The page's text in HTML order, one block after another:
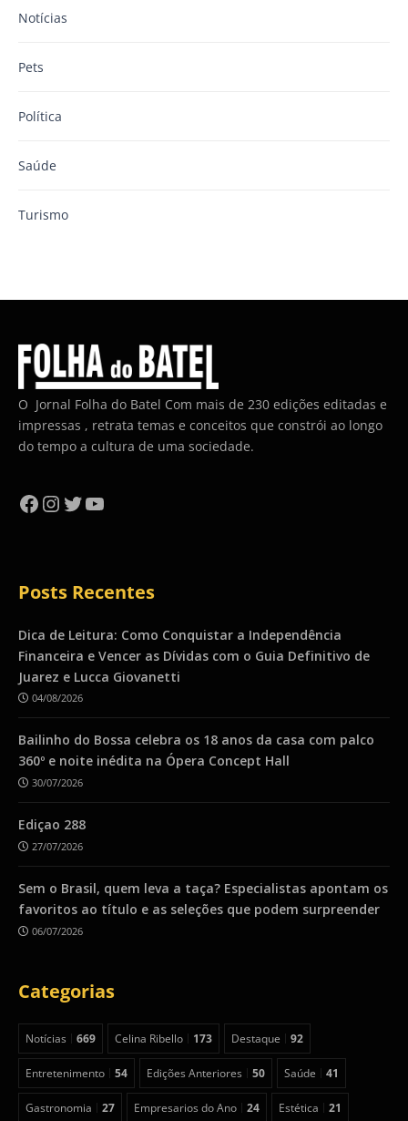
Notícias
Pets
Política
Saúde
Turismo
O Jornal Folha do Batel Com mais de 230 edições editadas e
impressas , retrata temas e conceitos que constrói ao longo
do tempo a cultura de uma sociedade.
Facebook
Instagram
Twitter
YouTube
Posts Recentes
Dica de Leitura: Como Conquistar a Independência
Financeira e Vencer as Dívidas com o Guia Definitivo de
Juarez e Lucca Giovanetti
04/08/2026
Bailinho do Bossa celebra os 18 anos da casa com palco
360º e noite inédita na Ópera Concept Hall
30/07/2026
Ediçao 288
27/07/2026
Sem o Brasil, quem leva a taça? Especialistas apontam os
favoritos ao título e as seleções que podem surpreender
06/07/2026
Categorias
Notícias 669 Celina Ribello 173 Destaque 92
Entretenimento 54 Edições Anteriores 50 Saúde 41
Gastronomia 27 Empresarios do Ano 24 Estética 21